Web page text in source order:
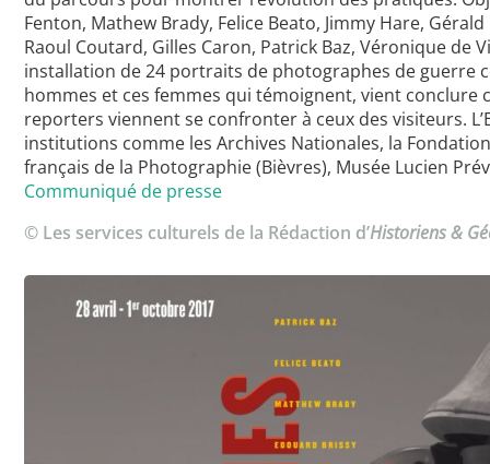
Fenton, Mathew Brady, Felice Beato, Jimmy Hare,
Raoul Coutard, Gilles Caron, Patrick Baz, Véronique de
installation de 24 portraits de photographes de guerre
hommes et ces femmes qui témoignent, vient
reporters viennent se confronter à ceux des visiteurs.
institutions comme les Archives Nationales, la
français de la Photographie (Bièvres), Musée Lucien
Communiqué de presse
© Les services culturels de la Rédaction d’Historiens &